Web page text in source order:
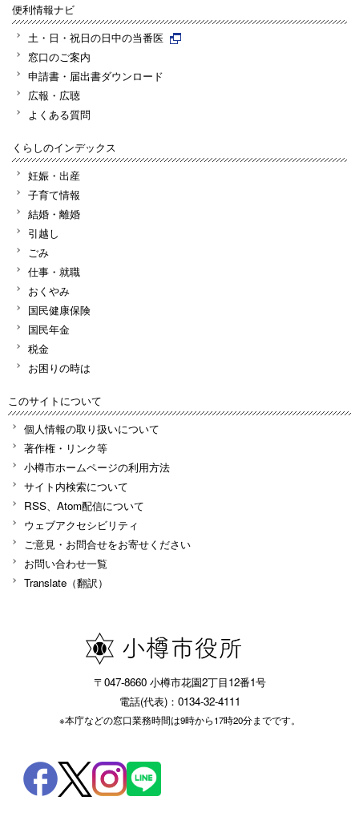
便利情報ナビ
土・日・祝日の日中の当番医
窓口のご案内
申請書・届出書ダウンロード
広報・広聴
よくある質問
くらしのインデックス
妊娠・出産
子育て情報
結婚・離婚
引越し
ごみ
仕事・就職
おくやみ
国民健康保険
国民年金
税金
お困りの時は
このサイトについて
個人情報の取り扱いについて
著作権・リンク等
小樽市ホームページの利用方法
サイト内検索について
RSS、Atom配信について
ウェブアクセシビリティ
ご意見・お問合せをお寄せください
お問い合わせ一覧
Translate（翻訳）
〒047-8660 小樽市花園2丁目12番1号
電話(代表)：0134-32-4111
※本庁などの窓口業務時間は9時から17時20分までです。